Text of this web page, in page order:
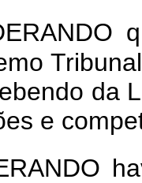
da
e